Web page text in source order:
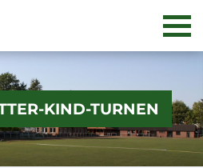
KIND-TURNEN